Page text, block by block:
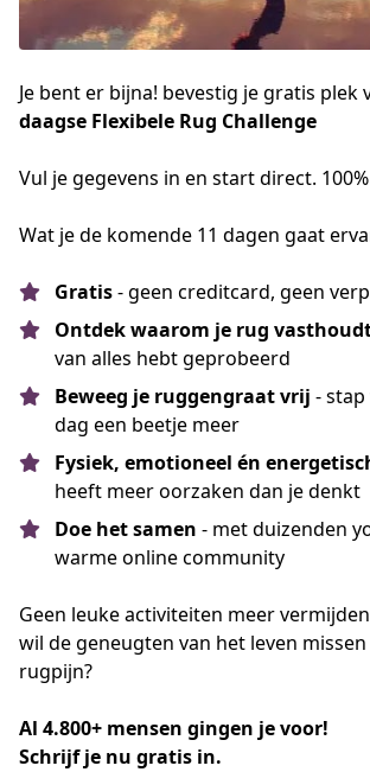
Je bent er bijna! bevestig je gratis plek
daagse Flexibele Rug Challenge
Vul je gegevens in en start direct.
Wat je de komende 11 dagen gaat
Gratis- geen creditcard, geen
Ontdek waarom je rug
van alles hebt geprobeerd
Beweeg je ruggengraat vrij -
dag een beetje meer
Fysiek, emotioneel én
heeft meer oorzaken dan je denkt
Doe het samen - met duizenden
warme online community
Geen leuke activiteiten meer
wil de geneugten van het leven
rugpijn?
Al 4.800+ mensen gingen je voor!
Schrijf je nu gratis in.